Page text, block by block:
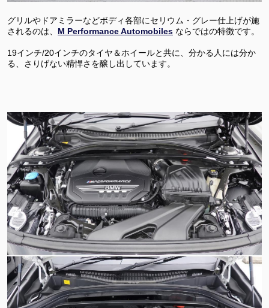
グリルやドアミラーなどボディ各部にセリウム・グレー仕上げが施
されるのは、 M Performance Automobiles ならではの特徴です。
19インチ/20インチのタイヤ＆ホイールと共に、分かる人には分か
る、さりげない精悍さを醸し出しています。